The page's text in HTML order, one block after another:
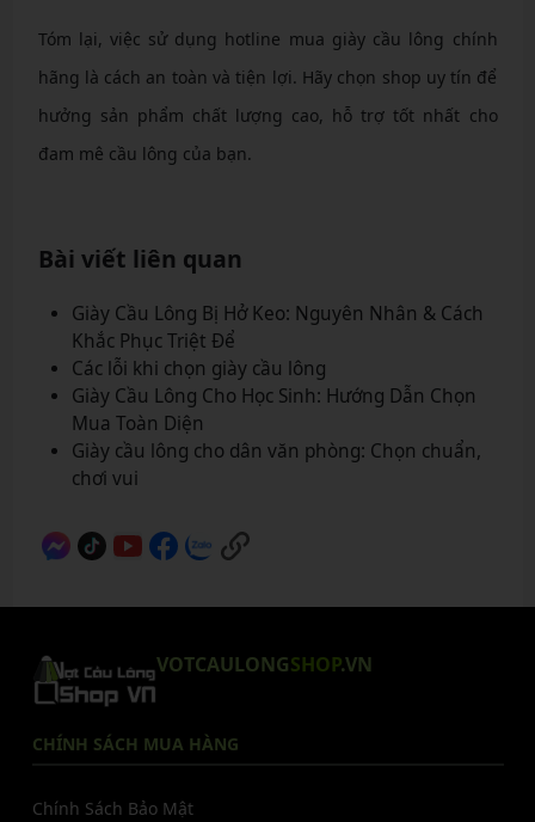
Tóm lại, việc sử dụng hotline mua giày cầu lông chính
hãng là cách an toàn và tiện lợi. Hãy chọn shop uy tín để
hưởng sản phẩm chất lượng cao, hỗ trợ tốt nhất cho
đam mê cầu lông của bạn.
Bài viết liên quan
Giày Cầu Lông Bị Hở Keo: Nguyên Nhân & Cách
Khắc Phục Triệt Để
Các lỗi khi chọn giày cầu lông
Giày Cầu Lông Cho Học Sinh: Hướng Dẫn Chọn
Mua Toàn Diện
Giày cầu lông cho dân văn phòng: Chọn chuẩn,
chơi vui
VOTCAULONGSHOP.VN
CHÍNH SÁCH MUA HÀNG
Chính Sách Bảo Mật